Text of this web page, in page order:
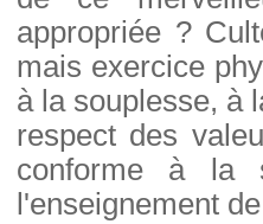
appropriée ?
mais exercice
à la souplesse, à
respect des
conforme à la
l'enseignement